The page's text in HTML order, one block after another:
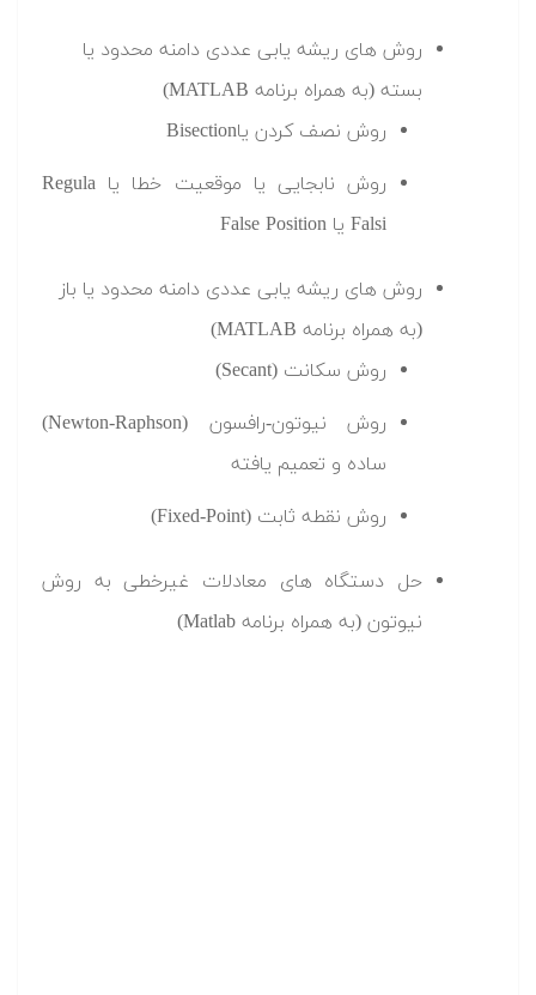
روش های ریشه یابی عددی دامنه محدود یا
بسته (به همراه برنامه MATLAB)
روش نصف کردن یاBisection
روش نابجایی یا موقعیت خطا یا Regula
Falsi یا False Position
روش های ریشه یابی عددی دامنه محدود یا باز
(به همراه برنامه MATLAB)
روش سکانت (Secant)
روش نیوتون-رافسون (Newton-Raphson)
ساده و تعمیم یافته
روش نقطه ثابت (Fixed-Point)
حل دستگاه های معادلات غیرخطی به روش
نیوتون (به همراه برنامه Matlab)